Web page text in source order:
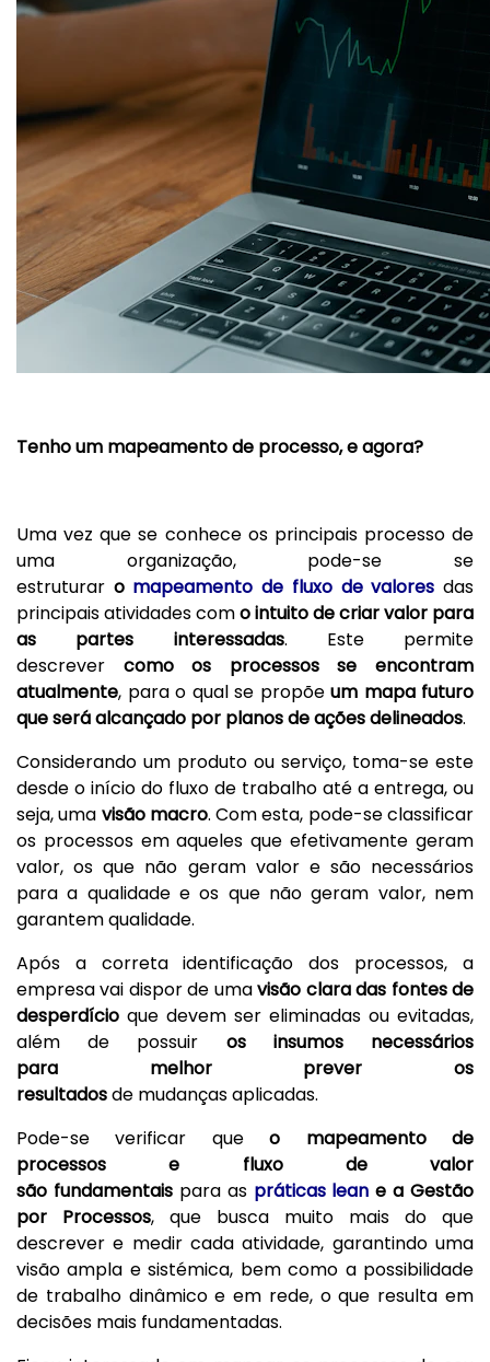
Tenho um mapeamento de processo, e agora?
Uma vez que se conhece os principais processo de
uma organização, pode-se se
estruturar o mapeamento de fluxo de valores das
principais atividades como intuito de criar valor para
as partes interessadas. Este permite
descrever como os processos se encontram
atualmente, para o qual se propõe um mapa futuro
que será alcançado por planos de ações delineados.
Considerando um produto ou serviço, toma-se este
desde o início do fluxo de trabalho até a entrega, ou
seja, uma visão macro. Com esta, pode-se classificar
os processos em aqueles que efetivamente geram
valor, os que não geram valor e são necessários
para a qualidade e os que não geram valor, nem
garantem qualidade.
Após a correta identificação dos processos, a
empresa vai dispor de umavisão clara das fontes de
desperdício que devem ser eliminadas ou evitadas,
além de possuir os insumos necessários
para melhor prever os
resultadosde mudanças aplicadas.
Pode-se verificar queo mapeamento de
processos e fluxo de valor
são fundamentais para as práticas lean e a Gestão
por Processos, que busca muito mais do que
descrever e medir cada atividade, garantindo uma
visão ampla e sistémica, bem como a possibilidade
de trabalho dinâmico e em rede, o que resulta em
decisões mais fundamentadas.